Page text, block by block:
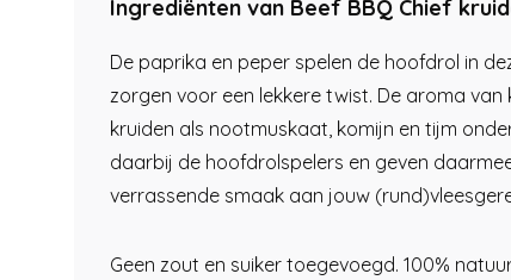
Ingrediënten van Beef BBQ Chief
De paprika en peper spelen de hoofdrol in
zorgen voor een lekkere twist. De aroma van
kruiden als nootmuskaat, komijn en tijm
daarbij de hoofdrolspelers en geven
verrassende smaak aan jouw
Geen zout en suiker toegevoegd. 100%